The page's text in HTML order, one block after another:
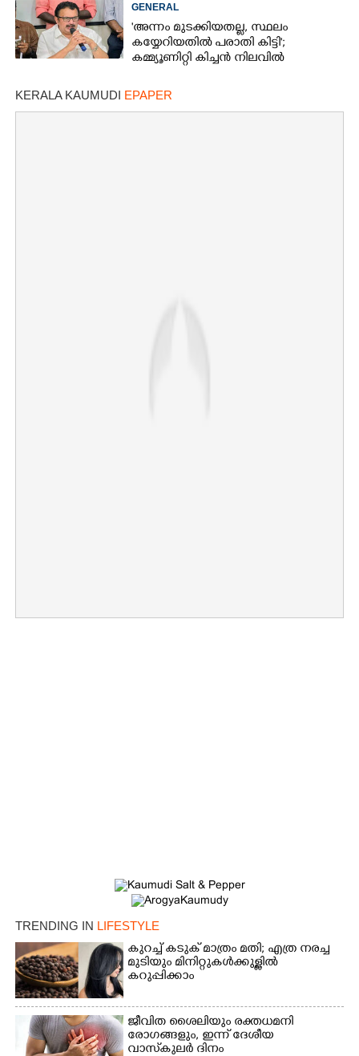
GENERAL
'അന്നം മുടക്കിയതല്ല, സ്ഥലം
കയ്യേറിയതിൽ പരാതി കിട്ടി';
കമ്മ്യൂണിറ്റി കിച്ചൻ നിലവിൽ
KERALA KAUMUDI EPAPER
TRENDING IN LIFESTYLE
കുറച്ച് കടുക് മാത്രം മതി; എത്ര നരച്ച
മുടിയും മിനിറ്റുകൾക്കുള്ളിൽ
കറുപ്പിക്കാം
ജീവിത ശൈലിയും രക്തധമനി
രോഗങ്ങളും, ഇന്ന് ദേശീയ
വാസ്‌കുലര്‍ ദിനം